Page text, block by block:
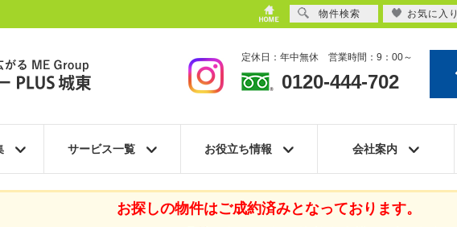
定休日：年中無休 営業時間：9：00～
0120-444-702
サービス一覧 お役立ち情報 会社案内
お探しの物件はご成約済みとなっております。
物件検索 お気に入り